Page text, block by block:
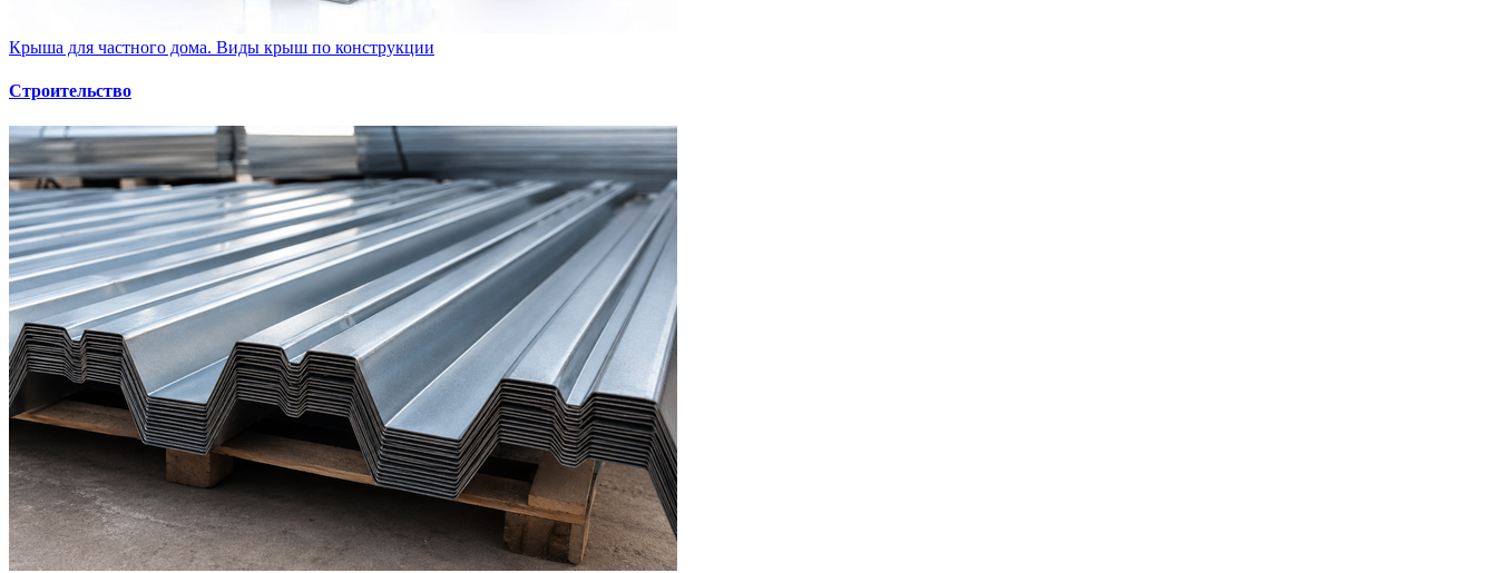
Крыша для частного дома. Виды крыш по конструкции
Строительство